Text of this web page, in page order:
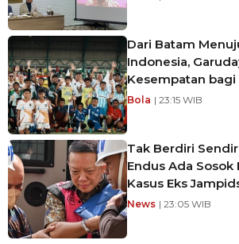
Dari Batam
Indonesia,
Kesempatan
Bola | 23:15 WIB
Tak Berdiri
Endus Ada
Kasus Eks
News | 23:05 WIB